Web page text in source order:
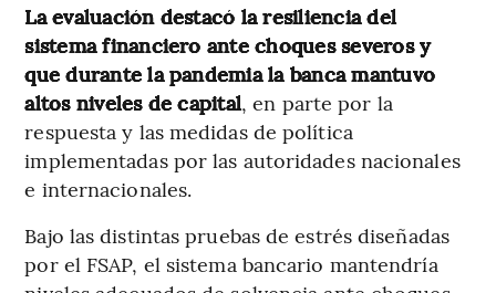
La evaluación destacó la resiliencia del
sistema financiero ante choques severos y
que durante la pandemia la banca mantuvo
altos niveles de capital, en parte por la
respuesta y las medidas de política
implementadas por las autoridades nacionales
e internacionales.
Bajo las distintas pruebas de estrés diseñadas
por el FSAP, el sistema bancario mantendría